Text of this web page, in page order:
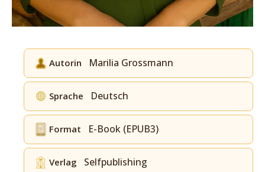
Autorin Marilia Grossmann
Sprache Deutsch
Format E-Book (EPUB3)
Verlag Selfpublishing